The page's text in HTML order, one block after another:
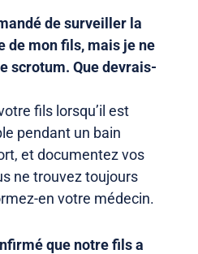
de surveiller la
de mon fils, mais je ne
scrotum. Que devrais-
fils lorsqu’il est
pendant un bain
et documentez vos
ne trouvez toujours
en votre médecin.
que notre fils a